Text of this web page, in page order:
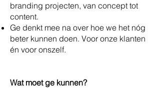
branding projecten, van concept tot
content.
Ge denkt mee na over hoe we het nóg
beter kunnen doen. Voor onze klanten
én voor onszelf.
Wat moet ge kunnen?